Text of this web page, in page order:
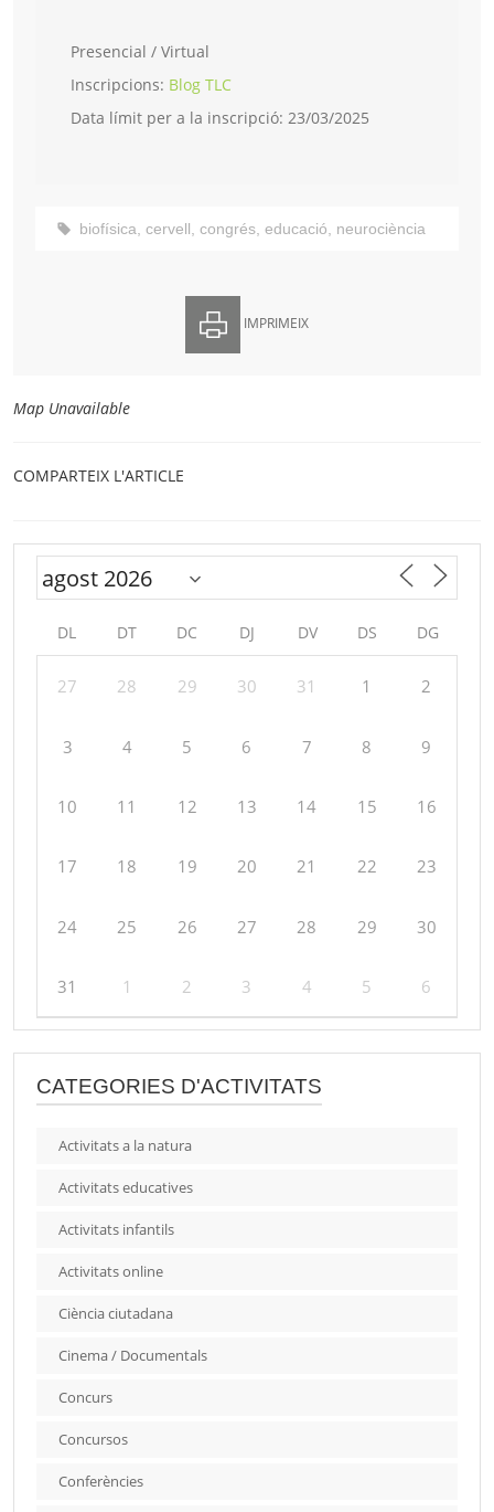
Presencial / Virtual
Inscripcions: Blog TLC
Data límit per a la inscripció: 23/03/2025
biofísica, cervell, congrés, educació, neurociència
IMPRIMEIX
Map Unavailable
COMPARTEIX L'ARTICLE
DL DT DC DJ DV DS DG
27 28 29 30 31 1 2
3 4 5 6 7 8 9
10 11 12 13 14 15 16
17 18 19 20 21 22 23
24 25 26 27 28 29 30
31 1 2 3 4 5 6
CATEGORIES D'ACTIVITATS
Activitats a la natura
Activitats educatives
Activitats infantils
Activitats online
Ciència ciutadana
Cinema / Documentals
Concurs
Concursos
Conferències